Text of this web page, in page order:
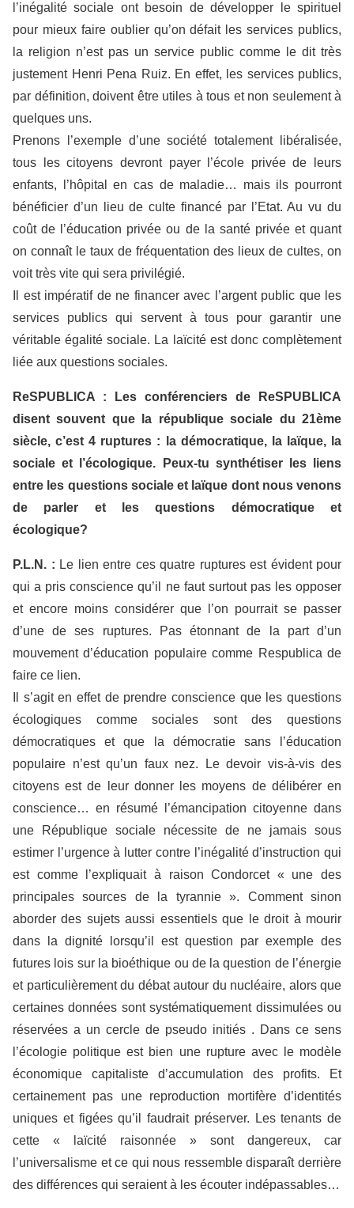
l’inégalité sociale ont besoin de développer le spirituel
pour mieux faire oublier qu’on défait les services publics,
la religion n’est pas un service public comme le dit très
justement Henri Pena Ruiz. En effet, les services publics,
par définition, doivent être utiles à tous et non seulement à
quelques uns.
Prenons l’exemple d’une société totalement libéralisée,
tous les citoyens devront payer l’école privée de leurs
enfants, l’hôpital en cas de maladie… mais ils pourront
bénéficier d’un lieu de culte financé par l’Etat. Au vu du
coût de l’éducation privée ou de la santé privée et quant
on connaît le taux de fréquentation des lieux de cultes, on
voit très vite qui sera privilégié.
Il est impératif de ne financer avec l’argent public que les
services publics qui servent à tous pour garantir une
véritable égalité sociale. La laïcité est donc complètement
liée aux questions sociales.
ReSPUBLICA : Les conférenciers de ReSPUBLICA
disent souvent que la république sociale du 21ème
siècle, c’est 4 ruptures : la démocratique, la laïque, la
sociale et l’écologique. Peux-tu synthétiser les liens
entre les questions sociale et laïque dont nous venons
de parler et les questions démocratique et
écologique?
P.L.N. : Le lien entre ces quatre ruptures est évident pour
qui a pris conscience qu’il ne faut surtout pas les opposer
et encore moins considérer que l’on pourrait se passer
d’une de ses ruptures. Pas étonnant de la part d’un
mouvement d’éducation populaire comme Respublica de
faire ce lien.
Il s’agit en effet de prendre conscience que les questions
écologiques comme sociales sont des questions
démocratiques et que la démocratie sans l’éducation
populaire n’est qu’un faux nez. Le devoir vis-à-vis des
citoyens est de leur donner les moyens de délibérer en
conscience… en résumé l’émancipation citoyenne dans
une République sociale nécessite de ne jamais sous
estimer l’urgence à lutter contre l’inégalité d’instruction qui
est comme l’expliquait à raison Condorcet « une des
principales sources de la tyrannie ». Comment sinon
aborder des sujets aussi essentiels que le droit à mourir
dans la dignité lorsqu’il est question par exemple des
futures lois sur la bioéthique ou de la question de l’énergie
et particulièrement du débat autour du nucléaire, alors que
certaines données sont systématiquement dissimulées ou
réservées a un cercle de pseudo initiés . Dans ce sens
l’écologie politique est bien une rupture avec le modèle
économique capitaliste d’accumulation des profits. Et
certainement pas une reproduction mortifère d’identités
uniques et figées qu’il faudrait préserver. Les tenants de
cette « laïcité raisonnée » sont dangereux, car
l’universalisme et ce qui nous ressemble disparaît derrière
des différences qui seraient à les écouter indépassables…